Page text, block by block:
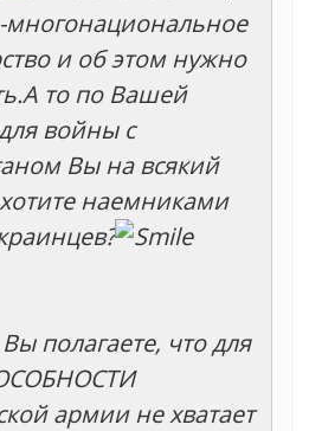
многонациональное
и об этом нужно
то по Вашей
войны с
Вы на всякий
наемниками
Вы полагаете, что для
армии не хватает